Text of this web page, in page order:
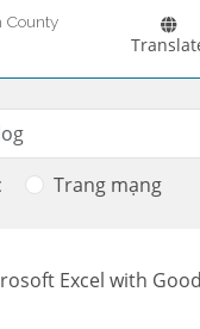
County
Trang mạng
Excel with